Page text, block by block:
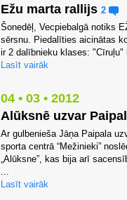
Ežu marta rallijs 2
Šonedēļ, Vecpiebalgā notiks
sērsnu. Piedalīties aicinātas
ir 2 dalībnieku klases:
Lasīt vairāk
04 • 03 • 2012
Alūksnē uzvar
Ar gulbenieša Jāņa Paipala
sporta centrā “Mežinieki”
„Alūksne”, kas bija arī
Lasīt vairāk